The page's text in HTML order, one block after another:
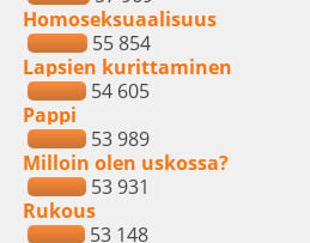
Homoseksuaalisuus
55 854
Lapsien kurittaminen
54 605
Pappi
53 989
Milloin olen uskossa?
53 931
Rukous
53 148